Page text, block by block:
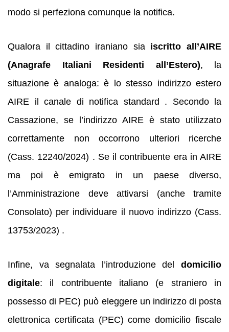
modo si perfeziona comunque la notifica.
Qualora il cittadino iraniano sia iscritto all’AIRE
(Anagrafe Italiani Residenti all’Estero), la
situazione è analoga: è lo stesso indirizzo estero
AIRE il canale di notifica standard . Secondo la
Cassazione, se l’indirizzo AIRE è stato utilizzato
correttamente non occorrono ulteriori ricerche
(Cass. 12240/2024) . Se il contribuente era in AIRE
ma poi è emigrato in un paese diverso,
l’Amministrazione deve attivarsi (anche tramite
Consolato) per individuare il nuovo indirizzo (Cass.
13753/2023) .
Infine, va segnalata l’introduzione del domicilio
digitale: il contribuente italiano (e straniero in
possesso di PEC) può eleggere un indirizzo di posta
elettronica certificata (PEC) come domicilio fiscale